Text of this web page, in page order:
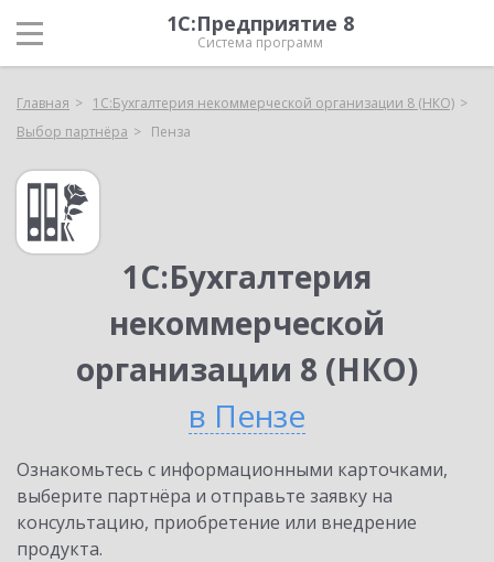
1С:Предприятие 8
Система программ
Главная
1С:Бухгалтерия некоммерческой организации 8 (НКО)
Выбор партнёра
Пенза
1С:Бухгалтерия
некоммерческой
организации 8 (НКО)
в Пензе
Ознакомьтесь с информационными карточками,
выберите партнёра и отправьте заявку на
консультацию, приобретение или внедрение
продукта.